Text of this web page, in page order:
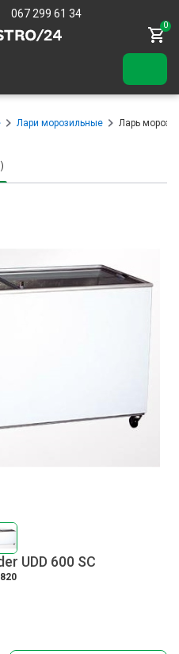
067 299 61 34
0
Лари морозильные Ларь
UDD 600 SC